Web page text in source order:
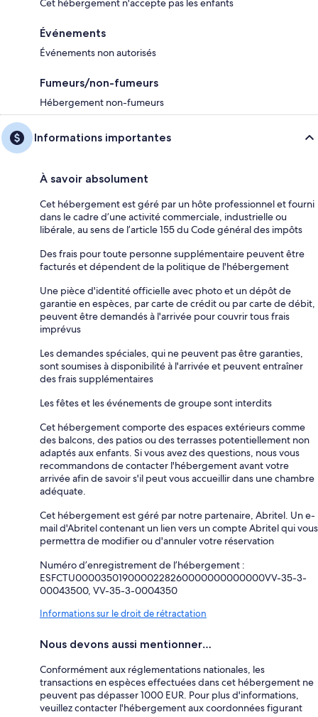
Cet hébergement n'accepte pas les enfants
Événements
Événements non autorisés
Fumeurs/non-fumeurs
Hébergement non-fumeurs
Informations importantes
À savoir absolument
Cet hébergement est géré par un hôte professionnel et fourni
dans le cadre d’une activité commerciale, industrielle ou
libérale, au sens de l’article 155 du Code général des impôts
Des frais pour toute personne supplémentaire peuvent être
facturés et dépendent de la politique de l'hébergement
Une pièce d'identité officielle avec photo et un dépôt de
garantie en espèces, par carte de crédit ou par carte de débit,
peuvent être demandés à l'arrivée pour couvrir tous frais
imprévus
Les demandes spéciales, qui ne peuvent pas être garanties,
sont soumises à disponibilité à l'arrivée et peuvent entraîner
des frais supplémentaires
Les fêtes et les événements de groupe sont interdits
Cet hébergement comporte des espaces extérieurs comme
des balcons, des patios ou des terrasses potentiellement non
adaptés aux enfants. Si vous avez des questions, nous vous
recommandons de contacter l'hébergement avant votre
arrivée afin de savoir s'il peut vous accueillir dans une chambre
adéquate.
Cet hébergement est géré par notre partenaire, Abritel. Un e-
mail d'Abritel contenant un lien vers un compte Abritel qui vous
permettra de modifier ou d'annuler votre réservation
Numéro d’enregistrement de l’hébergement :
ESFCTU0000350190000228260000000000000VV-35-3-
00043500, VV-35-3-0004350
Informations sur le droit de rétractation
Nous devons aussi mentionner…
Conformément aux réglementations nationales, les
transactions en espèces effectuées dans cet hébergement ne
peuvent pas dépasser 1000 EUR. Pour plus d'informations,
veuillez contacter l'hébergement aux coordonnées figurant